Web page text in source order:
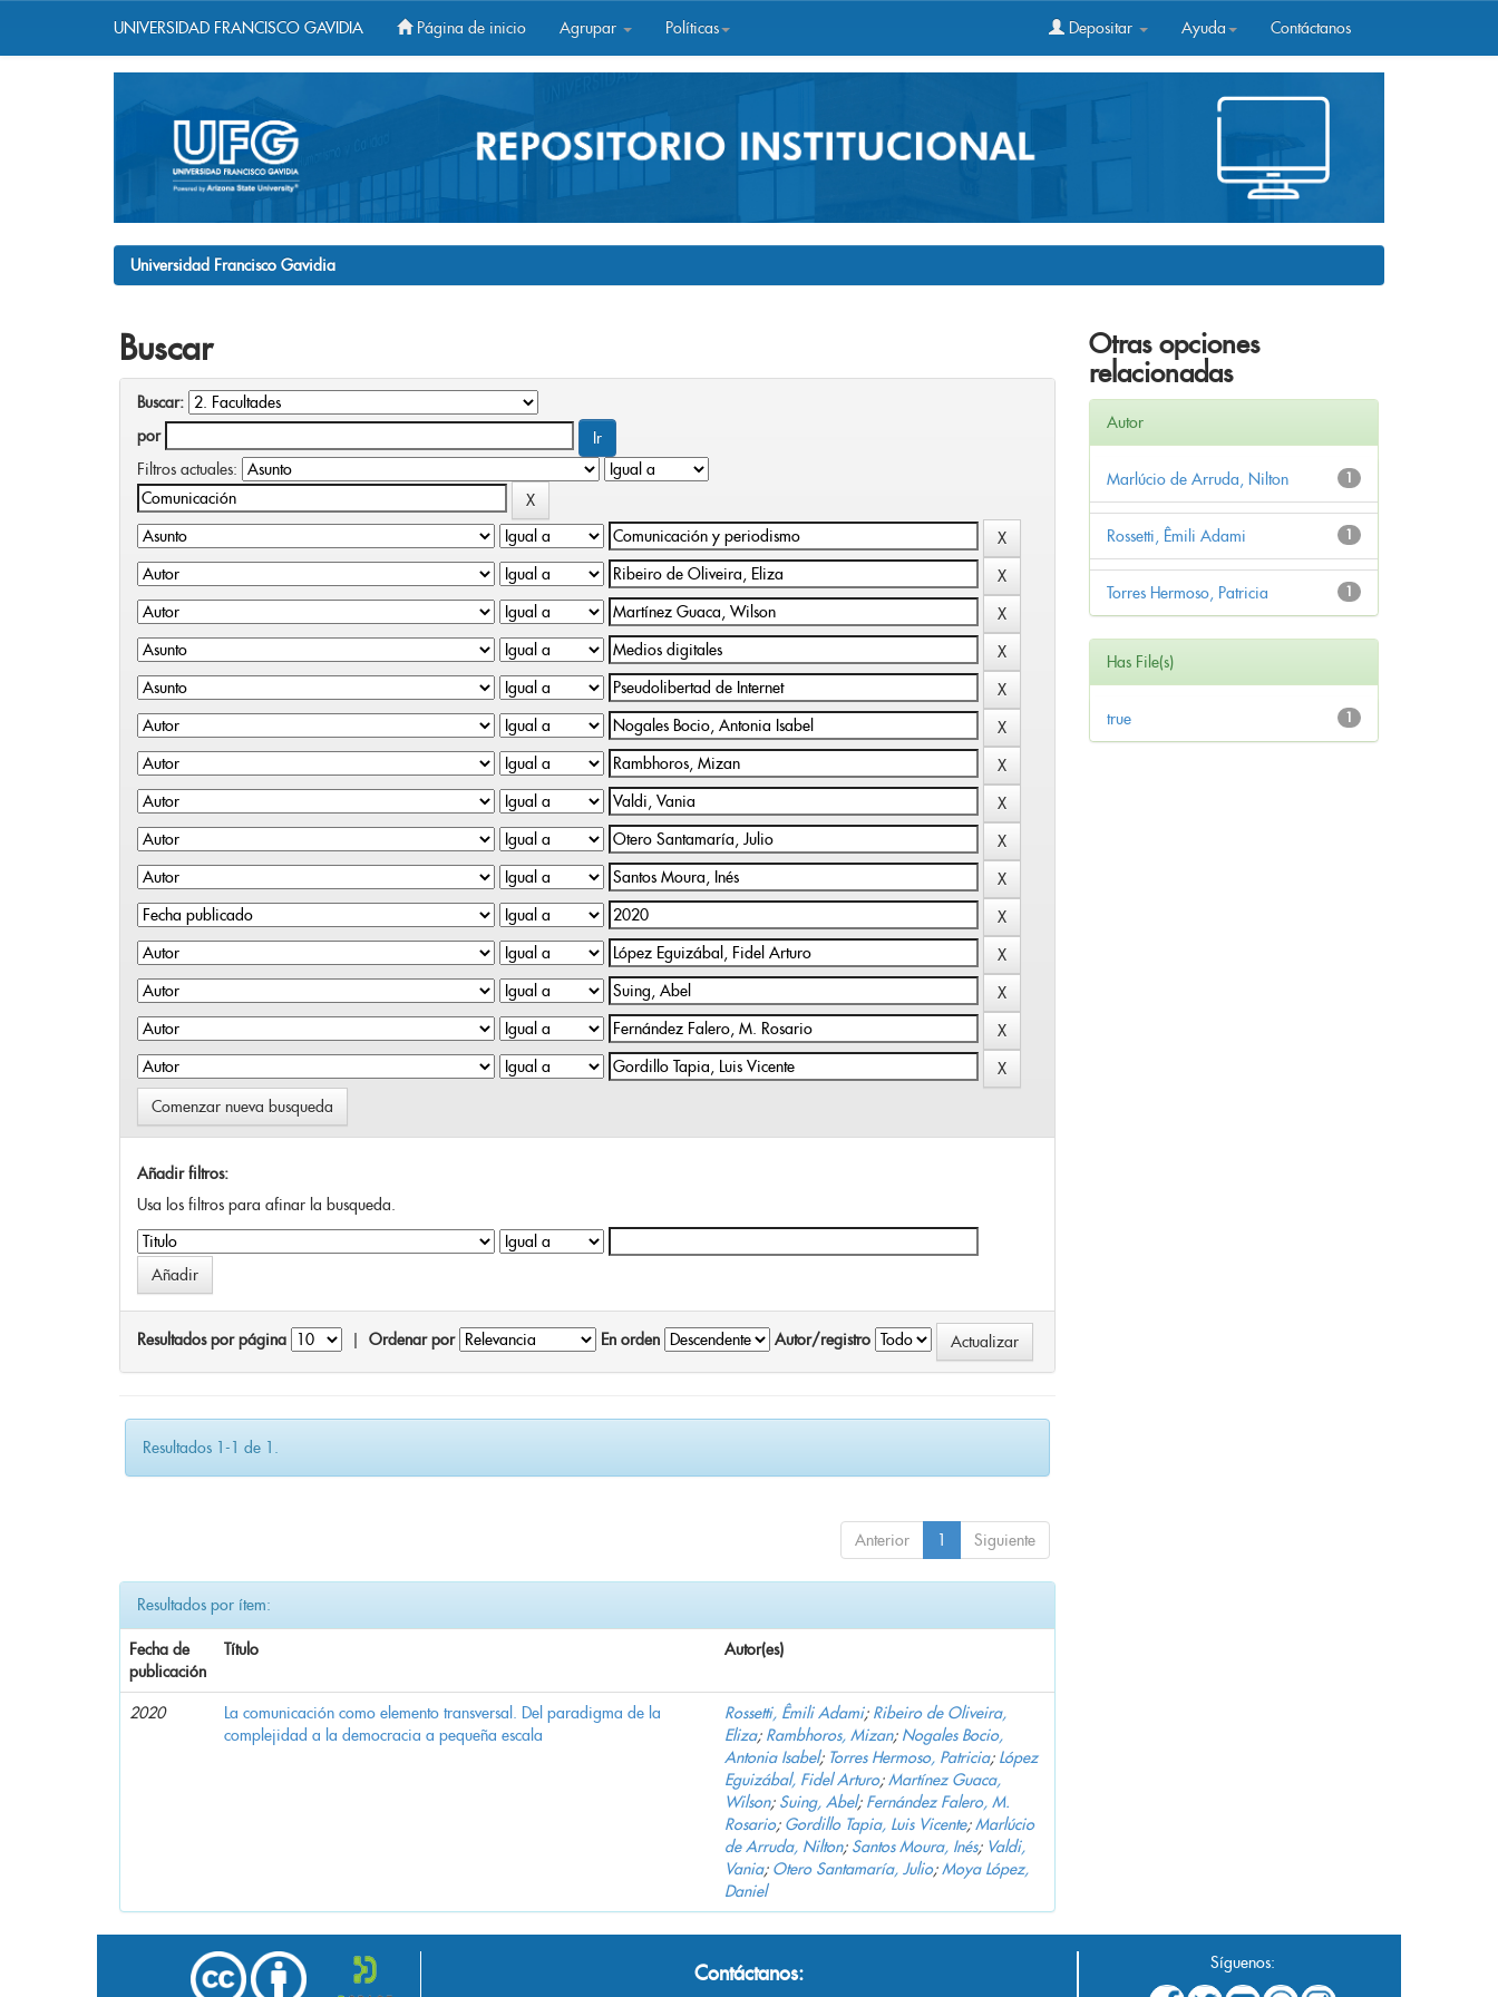
UNIVERSIDAD FRANCISCO GAVIDIA Página de inicio Agrupar Políticas Depositar Ayuda Contáctanos
Universidad Francisco Gavidia
Buscar
Buscar:
por
Filtros actuales:
Comenzar nueva busqueda
Añadir filtros:
Usa los filtros para afinar la busqueda.
Resultados por página Ordenar por En orden Autor/registro
Resultados 1-1 de 1.
Anterior 1 Siguiente
Resultados por ítem:
Fecha de
publicación
Título Autor(es)
2020
La comunicación como elemento transversal. Del paradigma de la
complejidad a la democracia a pequeña escala
Rossetti, Êmili Adami; Ribeiro de Oliveira,
Eliza; Rambhoros, Mizan; Nogales Bocio,
Antonia Isabel; Torres Hermoso, Patricia; López
Eguizábal, Fidel Arturo;Martínez Guaca,
Wilson; Suing, Abel; Fernández Falero, M.
Rosario; Gordillo Tapia, Luis Vicente;Marlúcio
de Arruda, Nilton; Santos Moura, Inés; Valdi,
Vania; Otero Santamaría, Julio;Moya López,
Daniel
Otras opciones
relacionadas
Autor
1
Marlúcio de Arruda, Nilton
1
Rossetti, Êmili Adami
1
Torres Hermoso, Patricia
Has File(s)
1
true
Contáctanos: Síguenos: